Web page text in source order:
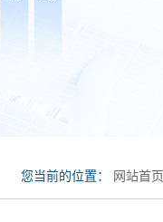
您当前的位置： 网站首页